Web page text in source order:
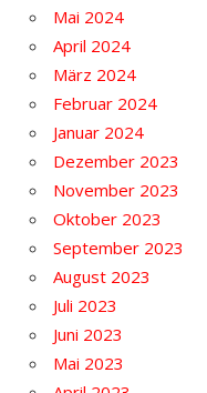
Mai 2024
April 2024
März 2024
Februar 2024
Januar 2024
Dezember 2023
November 2023
Oktober 2023
September 2023
August 2023
Juli 2023
Juni 2023
Mai 2023